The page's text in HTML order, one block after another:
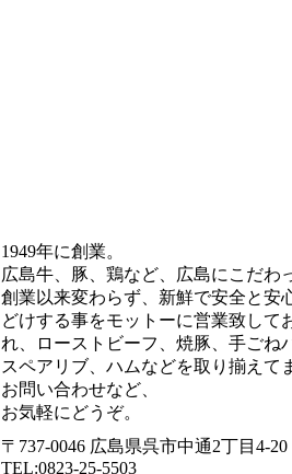
1949年に創業。
広島牛、豚、鶏など、広島にこだわ
創業以来変わらず、新鮮で安全と安
どけする事をモットーに営業致して
れ、ローストビーフ、焼豚、手ごね
スペアリブ、ハムなどを取り揃えて
お問い合わせなど、
お気軽にどうぞ。
〒737-0046 広島県呉市中通2丁目4-20
TEL:0823-25-5503